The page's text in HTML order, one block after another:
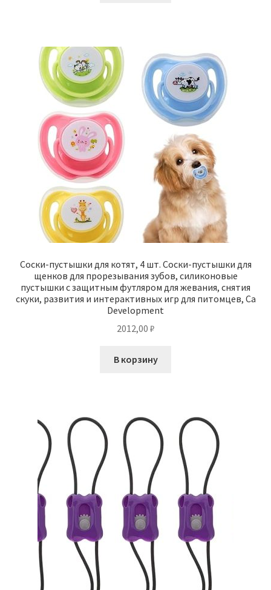
Соски-пустышки для котят, 4 шт. Соски-пустышки для
щенков для прорезывания зубов, силиконовые
пустышки с защитным футляром для жевания, снятия
скуки, развития и интерактивных игр для питомцев, Ca
Development
2012,00 ₽
В корзину